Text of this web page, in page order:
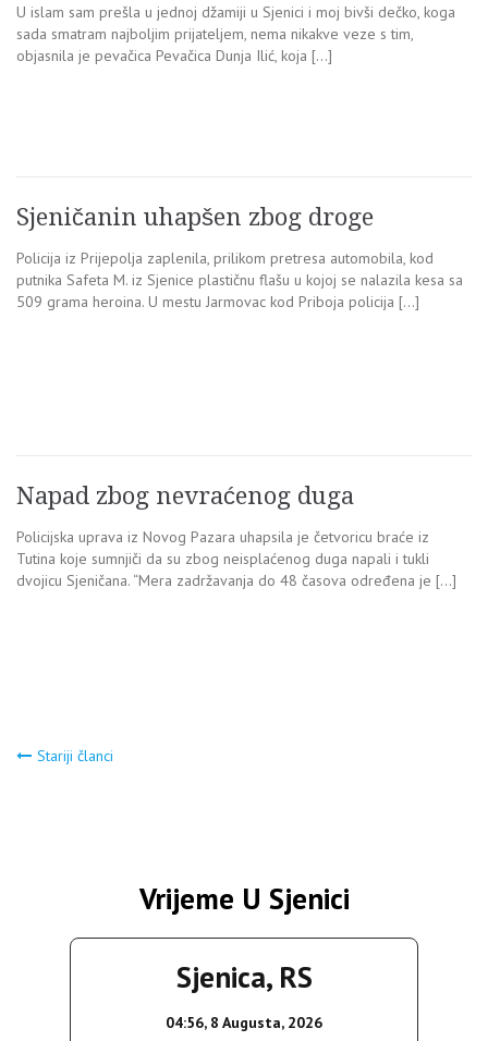
U islam sam prešla u jednoj džamiji u Sjenici i moj bivši dečko, koga
sada smatram najboljim prijateljem, nema nikakve veze s tim,
objasnila je pevačica Pevačica Dunja Ilić, koja […]
Sjeničanin uhapšen zbog droge
Policija iz Prijepolja zaplenila, prilikom pretresa automobila, kod
putnika Safeta M. iz Sjenice plastičnu flašu u kojoj se nalazila kesa sa
509 grama heroina. U mestu Jarmovac kod Priboja policija […]
Napad zbog nevraćenog duga
Policijska uprava iz Novog Pazara uhapsila je četvoricu braće iz
Tutina koje sumnjiči da su zbog neisplaćenog duga napali i tukli
dvojicu Sjeničana. “Mera zadržavanja do 48 časova određena je […]
Navigacija
Stariji članci
Vrijeme U Sjenici
Sjenica, RS
04:56, 8 Augusta, 2026